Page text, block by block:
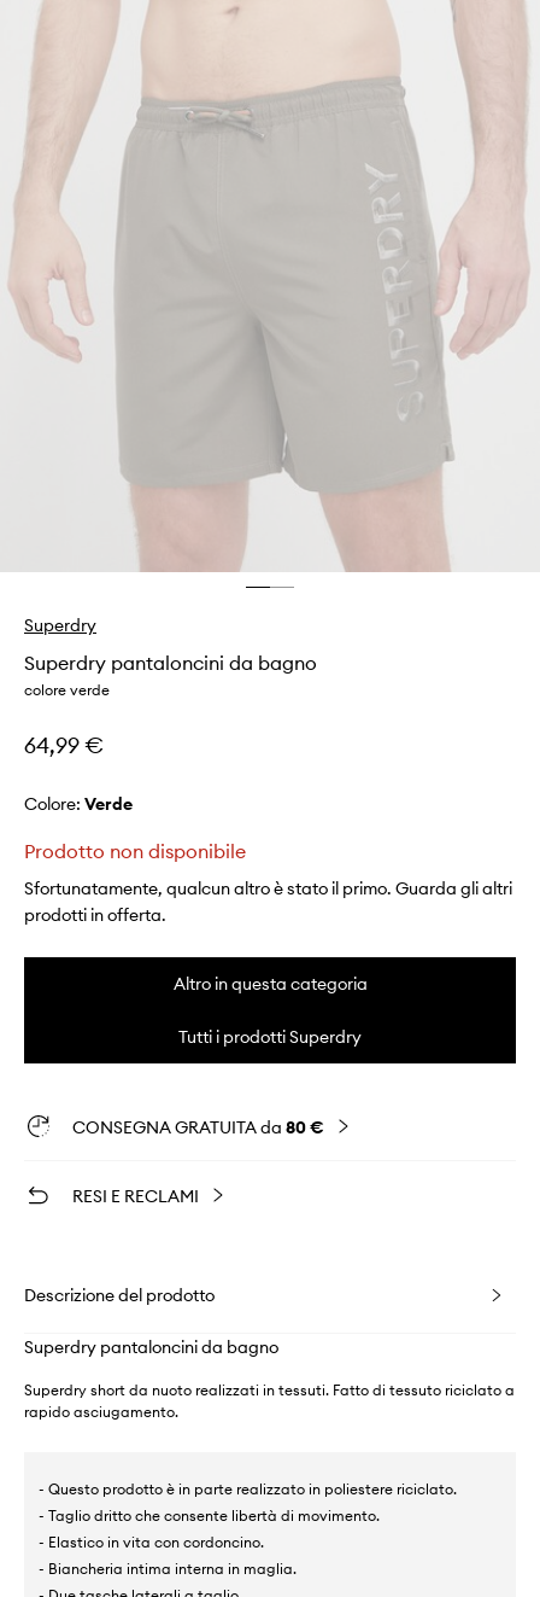
Superdry
Superdry pantaloncini da bagno
colore verde
64,99 €
Colore: verde
Prodotto non disponibile
Sfortunatamente, qualcun altro è stato il primo. Guarda gli altri
prodotti in offerta.
Altro in questa categoria
Tutti i prodotti Superdry
CONSEGNA GRATUITA da 80 €
RESI E RECLAMI
Descrizione del prodotto
Superdry pantaloncini da bagno
Superdry short da nuoto realizzati in tessuti. Fatto di tessuto riciclato a
rapido asciugamento.
- Questo prodotto è in parte realizzato in poliestere riciclato.
- Taglio dritto che consente libertà di movimento.
- Elastico in vita con cordoncino.
- Biancheria intima interna in maglia.